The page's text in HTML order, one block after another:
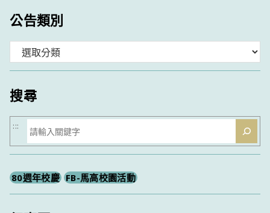
公告類別
類
搜尋
搜
尋
:::
80週年校慶 FB-馬高校園活動